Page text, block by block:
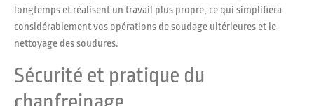
longtemps et réalisent un travail plus propre, ce qui simplifiera
considérablement vos opérations de soudage ultérieures et le
nettoyage des soudures.
Sécurité et pratique du